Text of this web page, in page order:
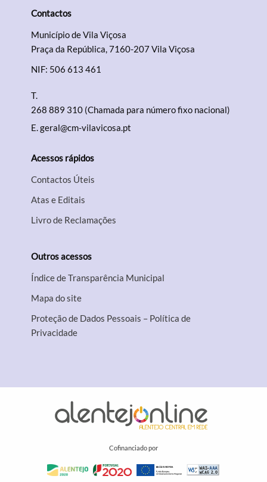
Contactos
Município de Vila Viçosa
Praça da República, 7160-207 Vila Viçosa
NIF: 506 613 461
T.
268 889 310 (Chamada para número fixo nacional)
E.geral@cm-vilavicosa.pt
Acessos rápidos
Contactos Úteis
Atas e Editais
Livro de Reclamações
Outros acessos
Índice de Transparência Municipal
Mapa do site
Proteção de Dados Pessoais – Política de
Privacidade
Cofinanciado por